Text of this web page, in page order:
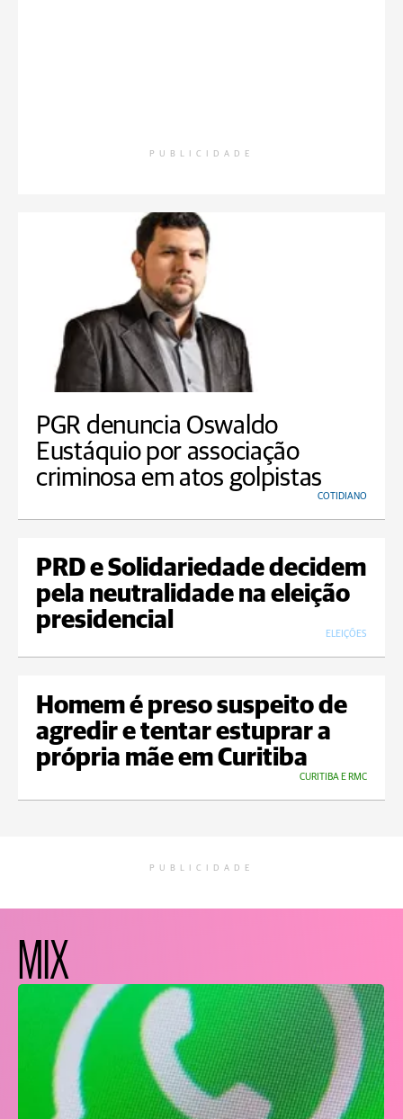
PUBLICIDADE
PGR denuncia Oswaldo
Eustáquio por associação
criminosa em atos golpistas
COTIDIANO
PRD e Solidariedade decidem
pela neutralidade na eleição
presidencial
ELEIÇÕES
Homem é preso suspeito de
agredir e tentar estuprar a
própria mãe em Curitiba
CURITIBA E RMC
PUBLICIDADE
MIX